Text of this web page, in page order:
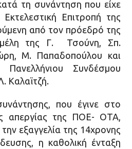
τη συνάντηση που είχε
Επιτροπή της
από τον πρόεδρό της
της Γ. Τσούνη, Σπ.
Μ. Παπαδοπούλου και
Συνδέσμου
Καλαϊτζή.
που έγινε στο
απεργίας της ΠΟΕ- ΟΤΑ,
εξαγγελία της 14χρονης
η καθολική ένταξη